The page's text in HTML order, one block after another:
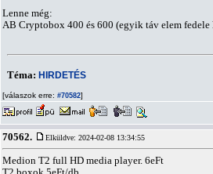
Lenne még:
AB Cryptobox 400 és 600 (egyik táv elem
Téma: HIRDETÉS
[válaszok erre: #70582]
70562. Elküldve: 2024-02-08 13:34:55
Medion T2 full HD media player. 6eFt